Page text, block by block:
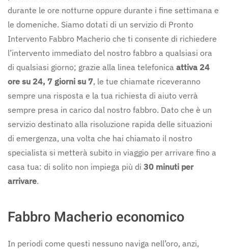
durante le ore notturne oppure durante i fine settimana e
le domeniche. Siamo dotati di un servizio di Pronto
Intervento Fabbro Macherio che ti consente di richiedere
l’intervento immediato del nostro fabbro a qualsiasi ora
di qualsiasi giorno; grazie alla linea telefonica attiva 24
ore su 24, 7 giorni su 7, le tue chiamate riceveranno
sempre una risposta e la tua richiesta di aiuto verrà
sempre presa in carico dal nostro fabbro. Dato che è un
servizio destinato alla risoluzione rapida delle situazioni
di emergenza, una volta che hai chiamato il nostro
specialista si metterà subito in viaggio per arrivare fino a
casa tua: di solito non impiega più di 30 minuti per
arrivare.
Fabbro Macherio economico
In periodi come questi nessuno naviga nell’oro, anzi,